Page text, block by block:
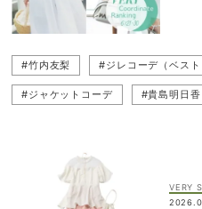
#竹内友梨 #ジレコーデ（ベスト
#ジャケットコーデ #貴島明日香
#人気コーデランキング
#笹川友里
VERY